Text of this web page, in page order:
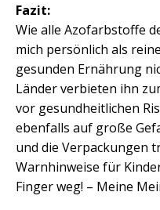
Fazit:
Wie alle Azofarbstoffe
mich persönlich als
gesunden Ernährung
Länder verbieten ihn
vor gesundheitlichen
ebenfalls auf große
und die Verpackungen
Warnhinweise für
Finger weg! – Meine